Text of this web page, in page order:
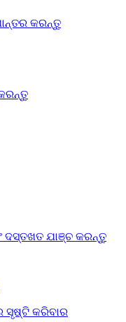
କରନ୍ତୁ
ଦସ୍ତଖତ ଯାଞ୍ଚ କରନ୍ତୁ
ସୃଷ୍ଟି କରିବାର